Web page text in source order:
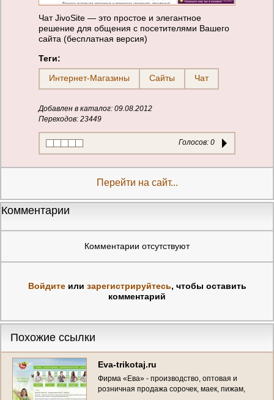
Чат JivoSite — это простое и элегантное
решение для общения с посетителями Вашего
сайта (бесплатная версия)
Теги:
Интернет-Магазины
Сайты Чат
Добавлен в каталог: 09.08.2012
Переходов: 23449
Голосов: 0
Перейти на сайт...
Комментарии
Комментарии отсутствуют
Войдитеили зарегистрируйтесь, чтобы оставить
комментарий
Похожие ссылки
Eva-trikotaj.ru
Фирма «Ева» - производство, оптовая и
розничная продажа сорочек, маек, пижам,